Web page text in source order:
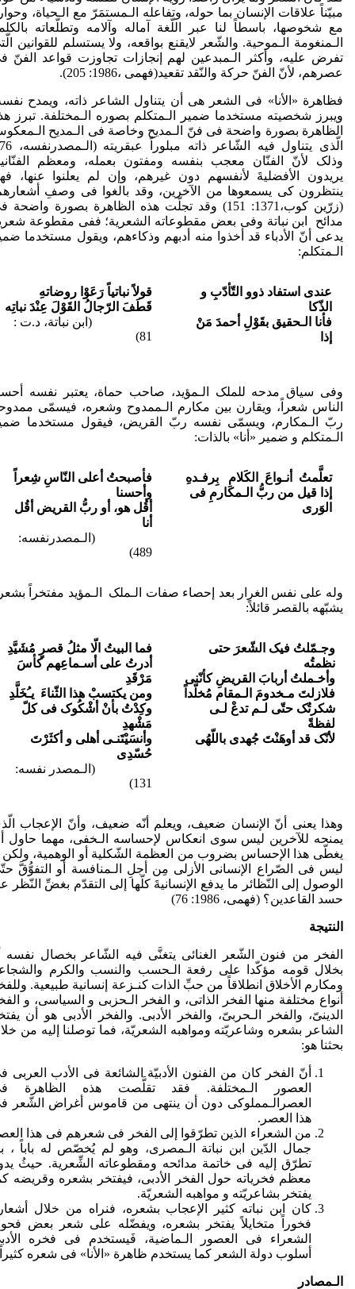
مبیّناً علاقات الإنسان بما حوله، وتفاعله الـمستمَرّ مع الـحیاة،
مع شخوصها، باسطاً لنا عبر اللّغة آماله وآلامه وتطلّعا­ته
الـمنغومة الـموحیة. والشّعر لایقنع بواقعه، ولا یستسلم للقوانین
تفرض علیه، وأکثر الـمبدعین لهم إنجازات تجاوزت قواعد الفنّ
عصرهم، لأنّ الفنّ حرکة والنّقد تقعید(فهمی ،1986: 205).
فظاهرة «الأنا» فی الشعر هی أن یتناول الشاعر ذاته، ویمدح
ویبرز شخصیته مستخدما ضمیر الـمتکلم بصوره الـمختلفة. تبرز
الظاهرة بصورة واضحة فی فنّ الـمدیح وخاصة فی الـمدیح
وذلک لأنّ الفنّان معجب بنفسه ومفتون بعمله، ومعظم
یریدون الأفضلیةَ لأنفسهم دون غیرهم، وإن لم یعلنوا عنها،
ینتظرون کی یسمعوها من الآخرین، وقد بالغوا فی وصفِ
(زرّین کوب،1371: 151) وقد تجلّت هذه الظاهرة بصورة واضحة
مدائح ابن نباتة وفی بعض مقطوعاته الشعریة؛ ففی مقطوعة
یدعی أنّ الأدباء قد أخذوا منه أدبهم وذکاءهم، ویقول مستخدما
الـمتکلم:
عندی استفاد ذوو التّأدّبِ و
الذّکا
فأنا الـحقیق بقَوْلِ أحمدَ مَنْ
إذا
قولاً نباتیاً رَعَوْا روضاتهِ
قَطَفَ الرّجالُ القَوْلَ عِنْدَ نباتِه
(ابن نباتة، د.ت :
81)
وفی سیاق مدحه للملک الـمؤید، صاحب حماة، یعتبر نفسه
الناس شعراً، ویقارن بین مکارم الـممدوح وشعره، فیسمّی
ربّ الـمکارم، ویسمّی نفسه ربّ القریض، فیقول مستخدما
الـمتکلم و ضمیر «أنا» بالذات:
تعلَّمتُ أنـواعَ الکَلامِ بِرفـدهِ
إذا قیل من ربُّ الـمکارمِ فی
الوَرى
فأصبحتُ أعلى النّاسِ شِعراً
وأحسنا
أقُل هو، أو ربُّ القریض أقُل
أنا
(الـمصدرنفسه:
489)
وله علی نفس الغرار بعد إحصاء صفات الـملک الـمؤید مفتخراً
یشبّهه بالقصر قائلاً:
وجـمّلتُ فیک الشّعرَ حتى
نظمتُه
وأخـملتُ أربابَ القریضِ کأنّنی
فلازلتَ مـخدومَ الـمقام مُخلّداً
شکرتُک حتّى لـم تدعْ لـی
لفظةً
لأنّک قد أوهَنْتَ جُهدی باللّهُى
فما البیتُ الّا مثلُ قصرٍ مُشَیَّدِ
أدرتُ على أسـماعِهم کأسَ
مَرْقَدِ
ومن یکتسبْ هذا الثّناءَ یـُخَلَّدِ
وکِدْتُ بأنْ أشْکُوک فی کلّ
مَشْهدِ
وأنسَیْتَنـی أهلی و أکثَرْتَ
حُسّدِی
(الـمصدر نفسه:
131)
وهذا یعنی أنّ الإنسان ضعیف، ویعلم أنّه ضعیف، وأنّ الإعجاب
یمنحه للآخرین لیس سوی انعکاس لإحساسه الـخفی، مهما حاول
لیس فی الصّراع الإنسانی الأزلی مِن أجلِ الـمنافسة أو التفوُّقَّ
الوصول إلی النّظائر ما یدفع الإنسانیةَ کلّها إلی التقدّم بغضِّ النّظر
حسد القاعدین؟ (فهمی، 1986: 76)
النتیجة
الفخر من فنون الشّعر الغنائی یتغنَّی فیه الشّاعر بخصال نفسه
بخلال قومه مؤکّدا علی رفعة الـحسب والنسب والکرم
ومکارم الأخلاق انطلاقاً من حبِّ الذات کنـزعة إنسانیة طبیعیة.
أنواع مختلفة منها الفخر الذاتی، و الفخر الـحزبی و السیاسی، و
الدینیّ، والفخر الـحربیّ، والفخر الأدبی. والفخر الأدبی هو أن
الشاعر بشعره وشاعریّته ومواهبه الشعریّة، فما توصلنا إلیه من
بحثنا هو:
أنّ الفخر کان من الفنون الأدبیّة الشائعة فی الأدب العربی
العصور الـمختلفة. فقد تقلَّصت هذه الظاهرة
العصرالـمملوکی دون أن ینتهی من قاموس أغراض الشّعر
هذا العصر.
من الشعراء الذین تطرّقوا إلی الفخر فی شعرهم فی هذا
جمال الدّین ابن نباتة الـمصری، وهو لم یُخصّص له باباً ،
تطرّق إلیه فی خاتمة مدائحه ومقطوعاته الشِّعریة. حیثُ
معظم فخریاته حول الفخر الأدبی، فیفتخر بشعره وقریضه
یفتخر بشاعریّته و مواهبه الشعریّة.
کان ابن نباته کثیر الإعجاب بشعره، فنراه من خلال
فخوراً متخایلاً یفتخر بشعره، ویفضّله علی شعر بعض
الشعراء فی العصور الـماضیة، فَیستخدم فی فخره
أسلوب دولة الشعر کما یستخدم ظاهرة «الأنا» فی شعره
الـمصادر